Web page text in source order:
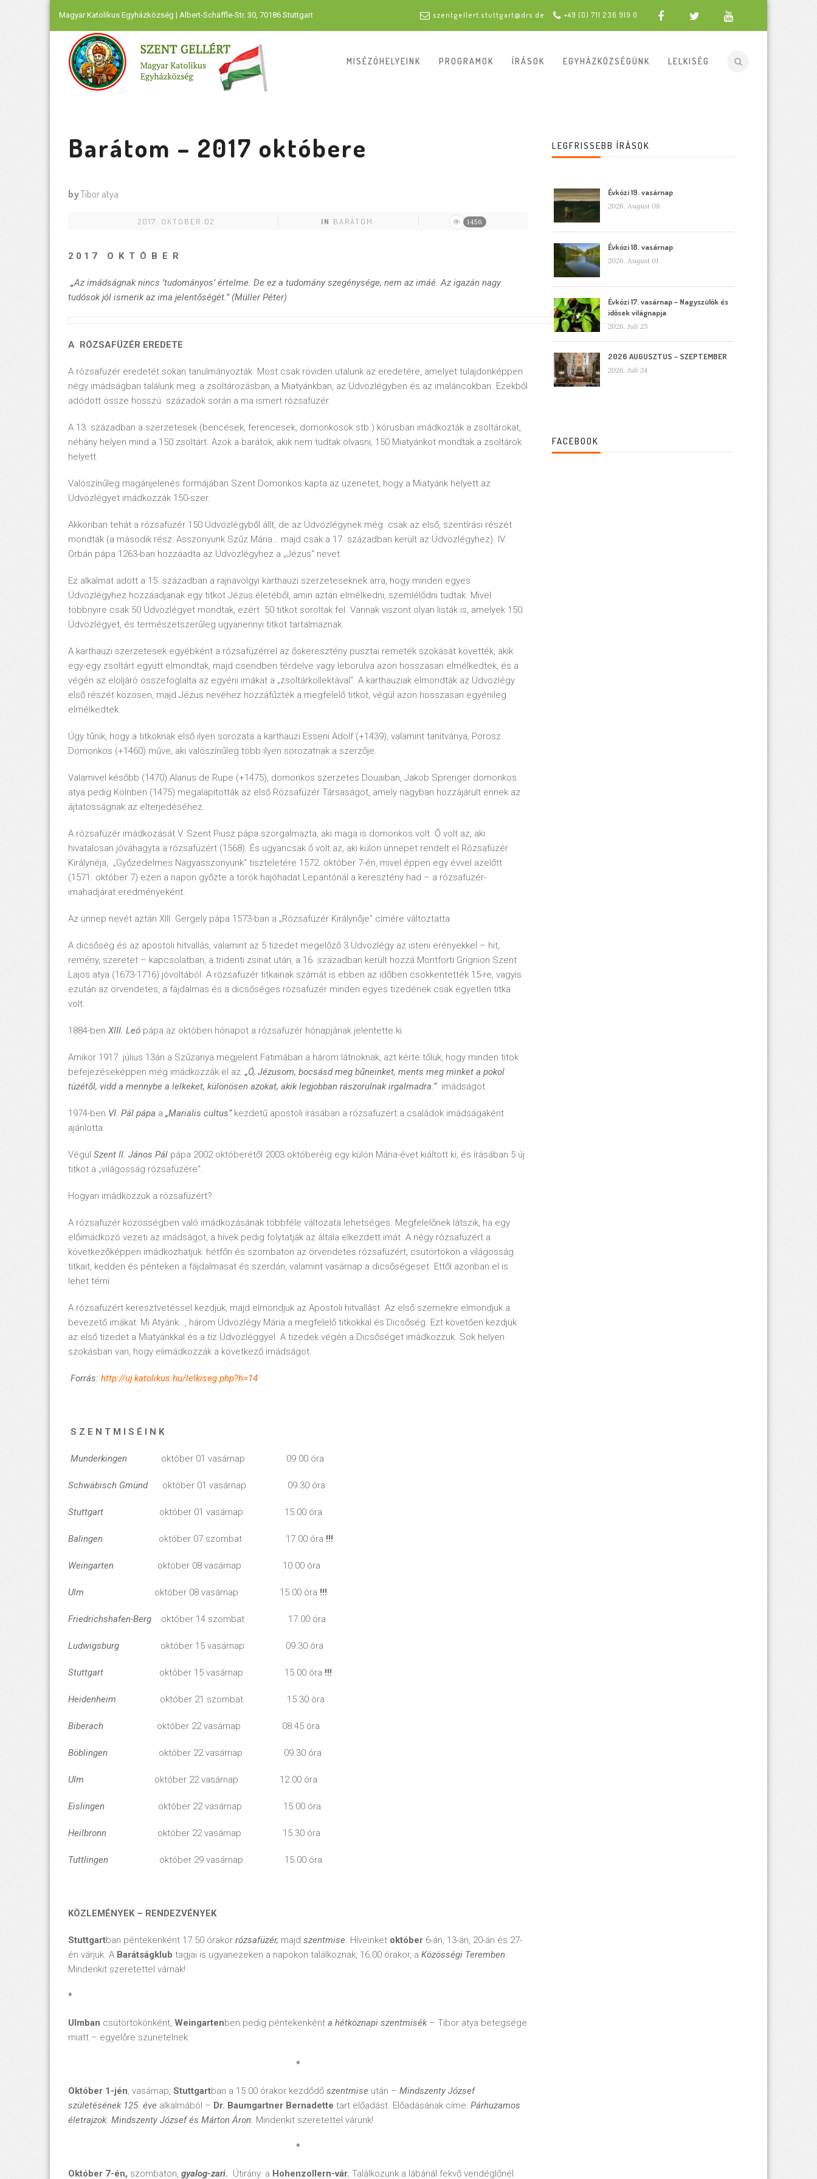
Magyar Katolikus Egyházközség | Albert-Schäffle-Str. 30, 70186 Stuttgart szentgellert.stuttgart@drs.de +49 (0) 711 236 919 0
MISÉZŐHELYEINK PROGRAMOK ÍRÁSOK EGYHÁZKÖZSÉGÜNK LELKISÉG
Barátom – 2017 októbere
byTibor atya
2017. OKTOBER 02 IN BARÁTOM 1456
2 0 1 7 O K T Ó B E R
„Az imádságnak nincs ’tudományos’ értelme. De ez a tudomány szegénysége, nem az imáé. Az igazán nagy
tudósok jól ismerik az ima jelentőségét.” (Müller Péter)
A RÓZSAFÜZÉR EREDETE
A rózsafüzér eredetét sokan tanulmányozták. Most csak röviden utalunk az eredetére, amelyet tulajdonképpen
négy imádságban találunk meg: a zsoltározásban, a Miatyánkban, az Üdvözlégyben és az imaláncokban. Ezekből
adódott össze hosszú századok során a ma ismert rózsafüzér.
A 13. században a szerzetesek (bencések, ferencesek, domonkosok stb.) kórusban imádkozták a zsoltárokat,
néhány helyen mind a 150 zsoltárt. Azok a barátok, akik nem tudtak olvasni, 150 Miatyánkot mondtak a zsoltárok
helyett.
Valószínűleg magánjelenés formájában Szent Domonkos kapta az üzenetet, hogy a Miatyánk helyett az
Üdvözlégyet imádkozzák 150-szer.
Akkoriban tehát a rózsafüzér 150 Üdvözlégyből állt, de az Üdvözlégynek még csak az első, szentírási részét
mondták (a második rész: Asszonyunk Szűz Mária… majd csak a 17. században került az Üdvözlégyhez). IV.
Orbán pápa 1263-ban hozzáadta az Üdvözlégyhez a „Jézus“ nevet.
Ez alkalmat adott a 15. században a rajnavölgyi karthauzi szerzeteseknek arra, hogy minden egyes
Üdvözlégyhez hozzáadjanak egy titkot Jézus életéből, amin aztán elmélkedni, szemlélődni tudtak. Mivel
többnyire csak 50 Üdvözlégyet mondtak, ezért 50 titkot soroltak fel. Vannak viszont olyan listák is, amelyek 150
Üdvözlégyet, és természetszerűleg ugyanennyi titkot tartalmaznak.
A karthauzi szerzetesek egyébként a rózsafüzérrel az őskeresztény pusztai remeték szokását követték, akik
egy-egy zsoltárt együtt elmondtak, majd csendben térdelve vagy leborulva azon hosszasan elmélkedtek, és a
végén az elöljáró összefoglalta az egyéni imákat a „zsoltárkollektával“. A karthauziak elmondták az Üdvözlégy
első részét közösen, majd Jézus nevéhez hozzáfűzték a megfelelő titkot, végül azon hosszasan egyénileg
elmélkedtek.
Úgy tűnik, hogy a titkoknak első ilyen sorozata a karthauzi Esseni Adolf (+1439), valamint tanítványa, Porosz
Domonkos (+1460) műve, aki valószínűleg több ilyen sorozatnak a szerzője.
Valamivel később (1470) Alanus de Rupe (+1475), domonkos szerzetes Douaiban, Jakob Sprenger domonkos
atya pedig Kölnben (1475) megalapították az első Rózsafüzér Társaságot, amely nagyban hozzájárult ennek az
ájtatosságnak az elterjedéséhez.
A rózsafüzér imádkozását V. Szent Piusz pápa szorgalmazta, aki maga is domonkos volt. Ő volt az, aki
hivatalosan jóváhagyta a rózsafüzért (1568). És ugyancsak ő volt az, aki külön ünnepet rendelt el Rózsafüzér
Királynéja, „Győzedelmes Nagyasszonyunk“ tiszteletére 1572. október 7-én, mivel éppen egy évvel azelőtt
(1571. október 7) ezen a napon győzte a török hajóhadat Lepantónál a keresztény had – a rózsafüzér-
imahadjárat eredményeként.
Az ünnep nevét aztán XIII. Gergely pápa 1573-ban a „Rózsafüzér Királynője“ címére változtatta.
A dicsőség és az apostoli hitvallás, valamint az 5 tizedet megelőző 3 Üdvözlégy az isteni erényekkel – hit,
remény, szeretet – kapcsolatban, a tridenti zsinat után, a 16. században került hozzá Montforti Grignion Szent
Lajos atya (1673-1716) jóvoltából. A rózsafüzér titkainak számát is ebben az időben csökkentették 15-re, vagyis
ezután az örvendetes, a fájdalmas és a dicsőséges rózsafüzér minden egyes tizedének csak egyetlen titka
volt.
1884-ben XIII. Leó pápa az októberi hónapot a rózsafüzér hónapjának jelentette ki.
Amikor 1917. július 13án a Szűzanya megjelent Fatimában a három látnoknak, azt kérte tőlük, hogy minden titok
befejezéseképpen még imádkozzák el az: „Ó, Jézusom, bocsásd meg bűneinket, ments meg minket a pokol
tüzétől, vidd a mennybe a lelkeket, különösen azokat, akik legjobban rászorulnak irgalmadra.“ imádságot.
1974-ben VI. Pál pápa a „Marialis cultus“kezdetű apostoli írásában a rózsafüzért a családok imádságaként
ajánlotta.
Végül Szent II. János Pál pápa 2002 októberétől 2003 októberéig egy külön Mária-évet kiáltott ki, és írásában 5 új
titkot a „világosság rózsafüzére“.
Hogyan imádkozzuk a rózsafüzért?
A rózsafüzér közösségben való imádkozásának többféle változata lehetséges. Megfelelőnek látszik, ha egy
előimádkozó vezeti az imádságot, a hívek pedig folytatják az általa elkezdett imát. A négy rózsafüzért a
következőképpen imádkozhatjuk: hétfőn és szombaton az örvendetes rózsafüzért, csütörtökön a világosság
titkait, kedden és pénteken a fájdalmasat és szerdán, valamint vasárnap a dicsőségeset. Ettől azonban el is
lehet térni.
A rózsafüzért keresztvetéssel kezdjük, majd elmondjuk az Apostoli hitvallást. Az első szemekre elmondjuk a
bevezető imákat: Mi Atyánk…, három Üdvözlégy Mária a megfelelő titkokkal és Dicsőség. Ezt követően kezdjük
az első tizedet a Miatyánkkal és a tíz Üdvözléggyel. A tizedek végén a Dicsőséget imádkozzuk. Sok helyen
szokásban van, hogy elimádkozzák a következő imádságot.
Forrás: http://uj.katolikus.hu/lelkiseg.php?h=14
S Z E N T M I S É I N K
Munderkingen október 01 vasárnap 09.00 óra
Schwäbisch Gmünd október 01 vasárnap 09.30 óra
Stuttgart október 01 vasárnap 15.00 óra
Balingen október 07 szombat 17.00 óra !!!
Weingarten október 08 vasárnap 10.00 óra
Ulm október 08 vasárnap 15.00 óra !!!
Friedrichshafen-Berg október 14 szombat 17.00 óra
Ludwigsburg október 15 vasárnap 09.30 óra
Stuttgart október 15 vasárnap 15.00 óra !!!
Heidenheim október 21 szombat 15.30 óra
Biberach október 22 vasárnap 08.45 óra
Böblingen október 22 vasárnap 09.30 óra
Ulm október 22 vasárnap 12.00 óra
Eislingen október 22 vasárnap 15.00 óra
Heilbronn október 22 vasárnap 15.30 óra
Tuttlingen október 29 vasárnap 15.00 óra
KÖZLEMÉNYEK – RENDEZVÉNYEK
Stuttgartban péntekenként 17.50 órakor rózsafüzér, majd szentmise. Híveinket október 6-án, 13-án, 20-án és 27-
én várjuk. A Barátságklub tagjai is ugyanezeken a napokon találkoznak, 16.00 órakor, a Közösségi Teremben.
Mindenkit szeretettel várnak!
*
Ulmban csütörtökönként, Weingartenben pedig péntekenként a hétköznapi szentmisék– Tibor atya betegsége
miatt – egyelőre szünetelnek.
*
Október 1-jén, vasárnap, Stuttgartban a 15.00 órakor kezdődő szentmise után – Mindszenty József
születésének 125. éve alkalmából – Dr. Baumgartner Bernadette tart előadást. Előadásának címe: Párhuzamos
életrajzok. Mindszenty József és Márton Áron. Mindenkit szeretettel várunk!
*
Október 7-én, szombaton, gyalog-zari. Útirány: a Hohenzollern-vár. Találkozunk a lábánál fekvő vendéglőnél
LEGFRISSEBB ÍRÁSOK
Évközi 19. vasárnap
2026. August 08
Évközi 18. vasárnap
2026. August 01
Évközi 17. vasárnap – Nagyszülők és
idősek világnapja
2026. Juli 25
2026 AUGUSZTUS – SZEPTEMBER
2026. Juli 24
FACEBOOK